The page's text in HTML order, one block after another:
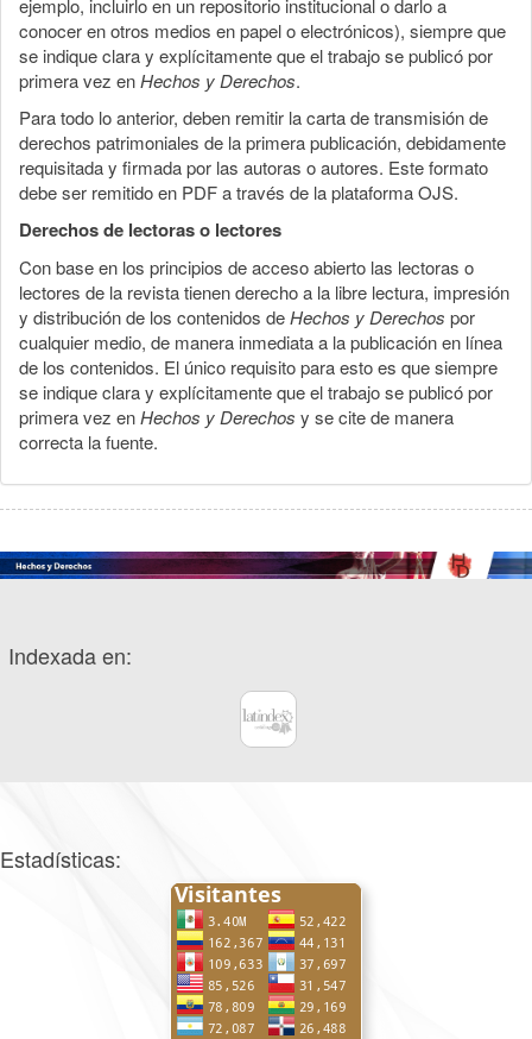
ejemplo, incluirlo en un repositorio institucional o darlo a
conocer en otros medios en papel o electrónicos), siempre que
se indique clara y explícitamente que el trabajo se publicó por
primera vez enHechos y Derechos.
Para todo lo anterior, deben remitir la carta de transmisión de
derechos patrimoniales de la primera publicación, debidamente
requisitada y firmada por las autoras o autores. Este formato
debe ser remitido en PDF a través de la plataforma OJS.
Derechos de lectoras o lectores
Con base en los principios de acceso abierto las lectoras o
lectores de la revista tienen derecho a la libre lectura, impresión
y distribución de los contenidos deHechos y Derechos por
cualquier medio, de manera inmediata a la publicación en línea
de los contenidos. El único requisito para esto es que siempre
se indique clara y explícitamente que el trabajo se publicó por
primera vez enHechos y Derechos y se cite de manera
correcta la fuente.
Indexada en:
Estadísticas: